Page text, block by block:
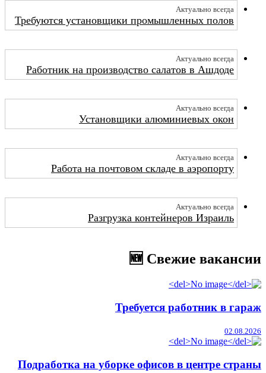
Актуально всегда
Требуются установщики промышленных полов
Актуально всегда
Работник на производство салатов в Ашдоде
Актуально всегда
Установщики алюминиевых окон
Актуально всегда
Работа на почтовом складе в аэропорту
Актуально всегда
Разгрузка контейнеров Израиль
🆕 Свежие вакансии
Требуется работник в гараж
02.08.2026
Подработка на уборке офисов в центре страны